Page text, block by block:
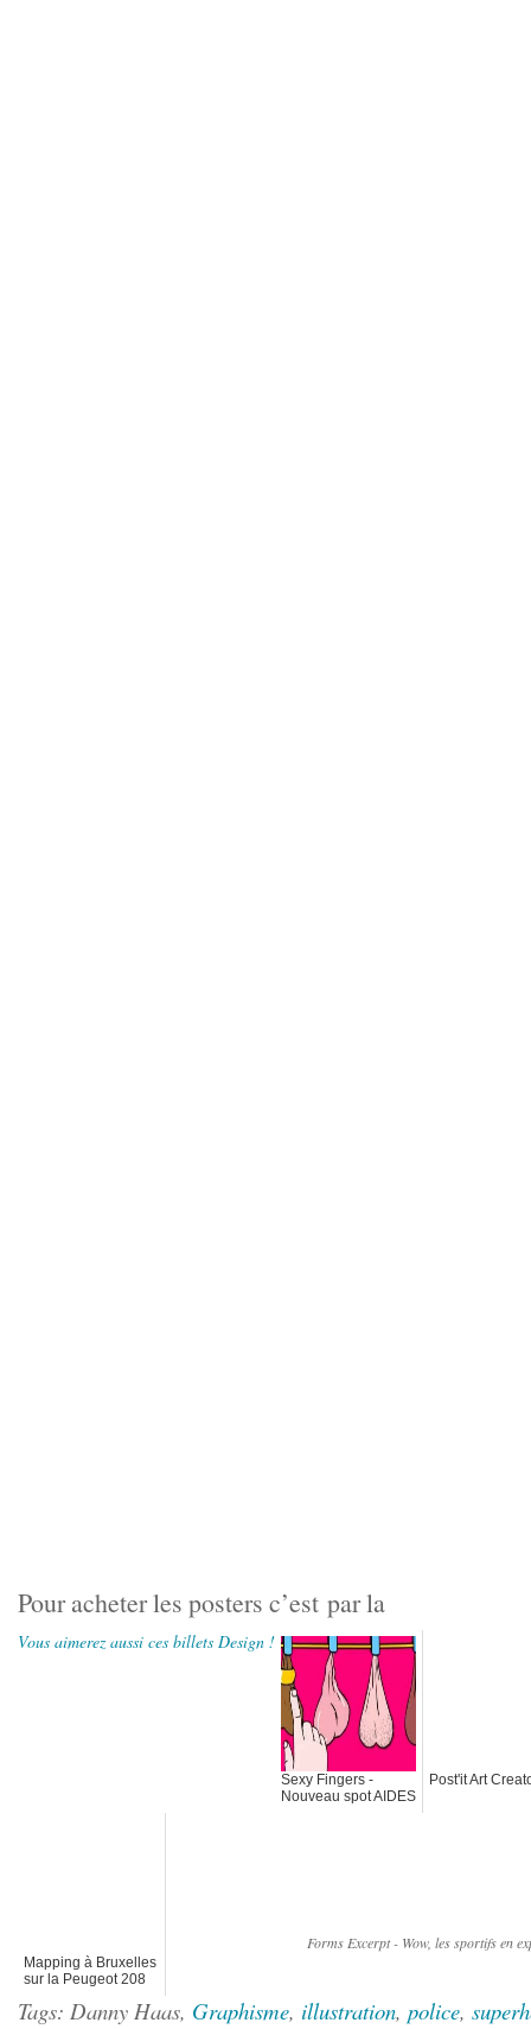
Pour acheter les posters c’est par la
Vous aimerez aussi ces billets Design !
Sexy Fingers -
Nouveau spot AIDES
Post'it Art
Mapping à Bruxelles
sur la Peugeot 208
Forms Excerpt - Wow, les sportifs en
Tags: Danny Haas, Graphisme, illustration, police,